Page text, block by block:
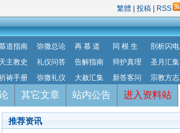
繁體 投稿 RSS
道指南 弥撒总论 再 慕 道 同 根 生
剖析闪电
天主教史 礼仪问答 告解指南 辩护真理
圣月汇集
祷手册 弥撒礼仪 大赦汇集 新答客问 宗教方志
其它文章 站内公告 进入资料站
推荐资讯